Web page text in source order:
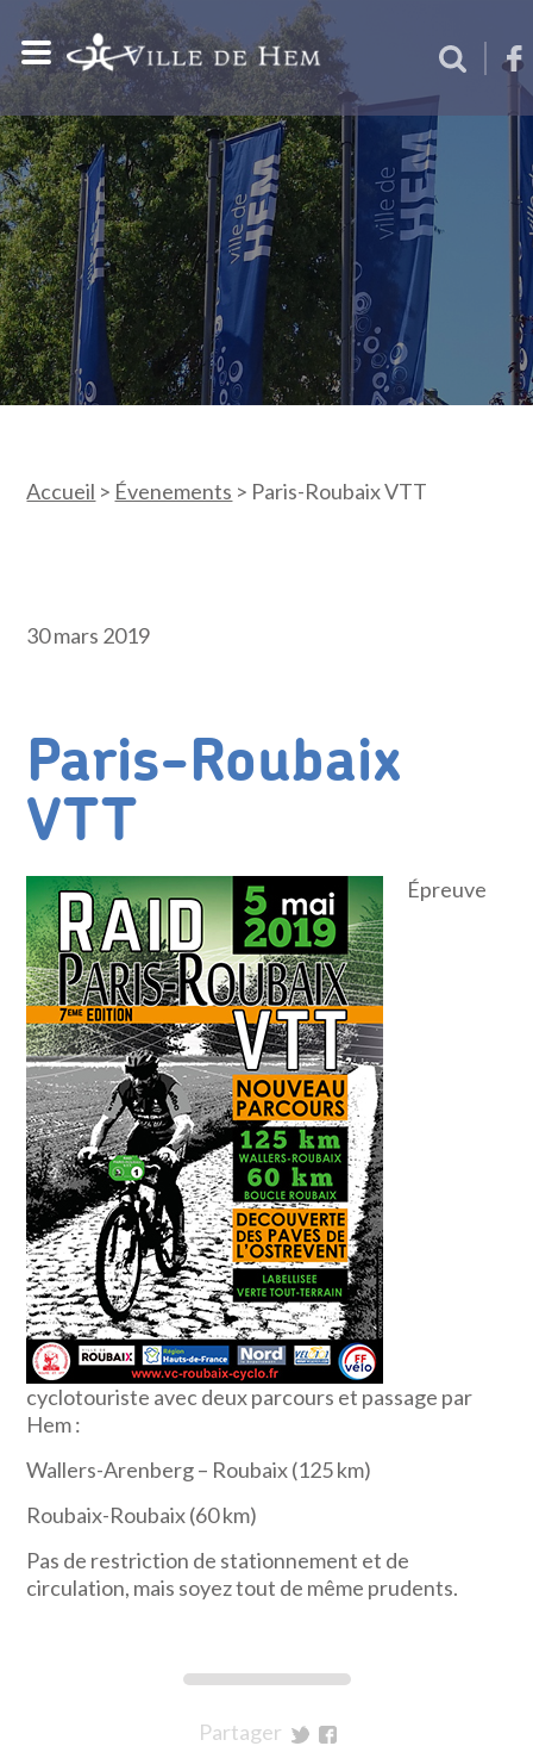
Accueil > Évenements > Paris-Roubaix VTT
30 mars 2019
Paris-Roubaix
VTT
Épreuve
cyclotouriste avec deux parcours et passage par
Hem :
Wallers-Arenberg – Roubaix (125 km)
Roubaix-Roubaix (60 km)
Pas de restriction de stationnement et de
circulation, mais soyez tout de même prudents.
Partager